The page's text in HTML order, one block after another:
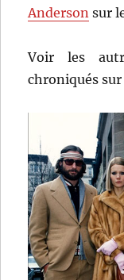
Anderson sur
Voir les
chroniqués